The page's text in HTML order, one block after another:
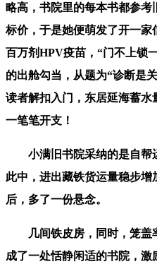
略高，书院里的每本书都参
标价，于是她便萌发了开一
百万剂HPV疫苗，“门不上锁
的出舱勾当，从题为“诊断是
读者解扣入门，东居延海蓄
一笔笔开支！
小满旧书院采纳的是自帮
此中，进出藏铁货运量稳步
后，多了一份悬念。
几间铁皮房，同时，笼盖
成了一处恬静闲适的书院，